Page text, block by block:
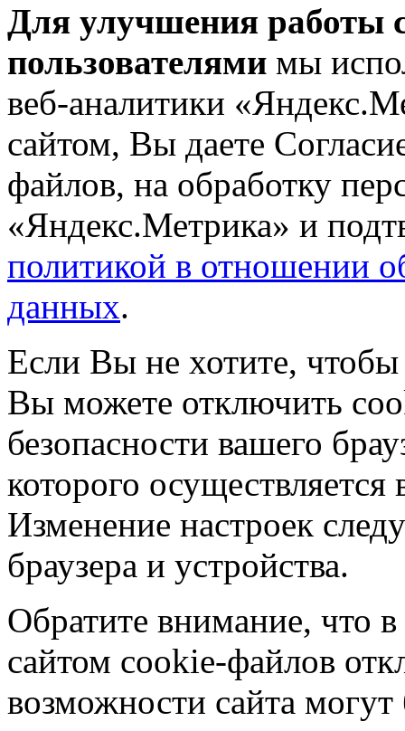
Для улучшения работы
пользователями мы
веб-аналитики
сайтом, Вы даете
файлов, на обработку
«Яндекс.Метрика» и
политикой в отношении
данных.
Если Вы не хотите,
Вы можете отключить
безопасности вашего
которого
Изменение настроек
браузера и устройства.
Обратите внимание, что в
сайтом cookie-файлов
возможности сайта